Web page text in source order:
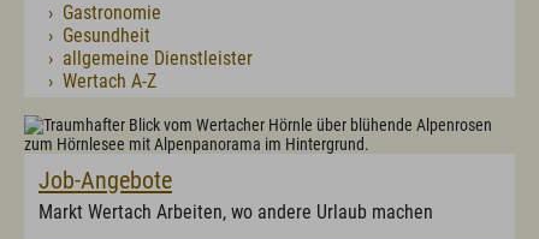
Formulare
Satzungen
Gewerbeamt
Einrichtungen
Ambulante Krankenpflege
Fachstelle für pflegende Angehörige Oberallgäu
› Gastronomie
› Gesundheit
› allgemeine Dienstleister
› Wertach A-Z
Job-Angebote
Markt Wertach Arbeiten, wo andere Urlaub machen